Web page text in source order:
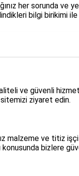
her sorunda
bilgi birikimi
ve güvenli
ziyaret edin.
malzeme ve titiz
bizlere